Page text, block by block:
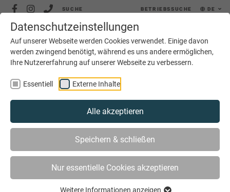
Datenschutzeinstellungen
Auf unserer Webseite werden Cookies verwendet. Einige davon
werden zwingend benötigt, während es uns andere ermöglichen,
Ihre Nutzererfahrung auf unserer Webseite zu verbessern.
Essentiell Externe Inhalte
Alle akzeptieren
Speichern & schließen
Nur essentielle Cookies akzeptieren
Weitere Informationen anzeigen
SUCHE BETRIEBSSUCHE DE
MENÜ
AKTUELLES
AUSSTELLER-ANMELDESTART FÜR DIE BEAM 2025